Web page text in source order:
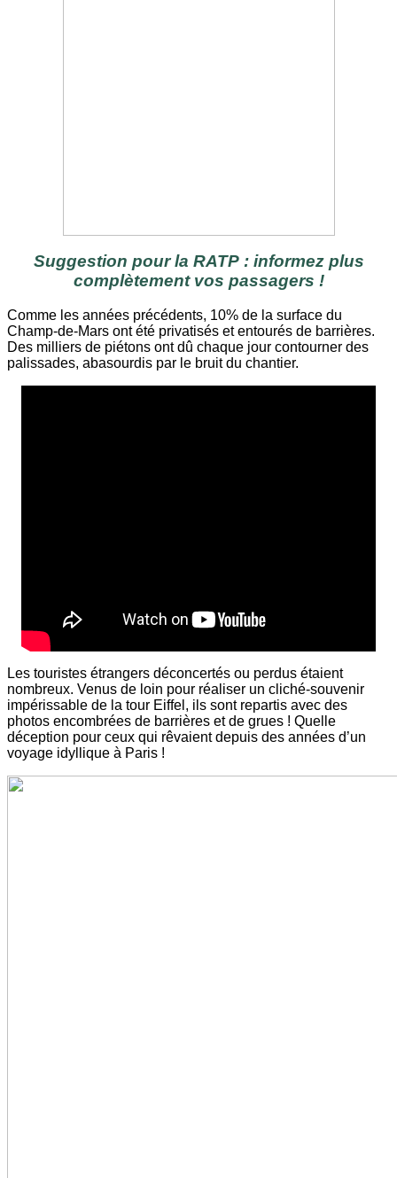
Suggestion pour la RATP : informez plus
complètement vos passagers !
Comme les années précédents, 10% de la surface du
Champ-de-Mars ont été privatisés et entourés de barrières.
Des milliers de piétons ont dû chaque jour contourner des
palissades, abasourdis par le bruit du chantier.
Les touristes étrangers déconcertés ou perdus étaient
nombreux. Venus de loin pour réaliser un cliché-souvenir
impérissable de la tour Eiffel, ils sont repartis avec des
photos encombrées de barrières et de grues ! Quelle
déception pour ceux qui rêvaient depuis des années d’un
voyage idyllique à Paris !